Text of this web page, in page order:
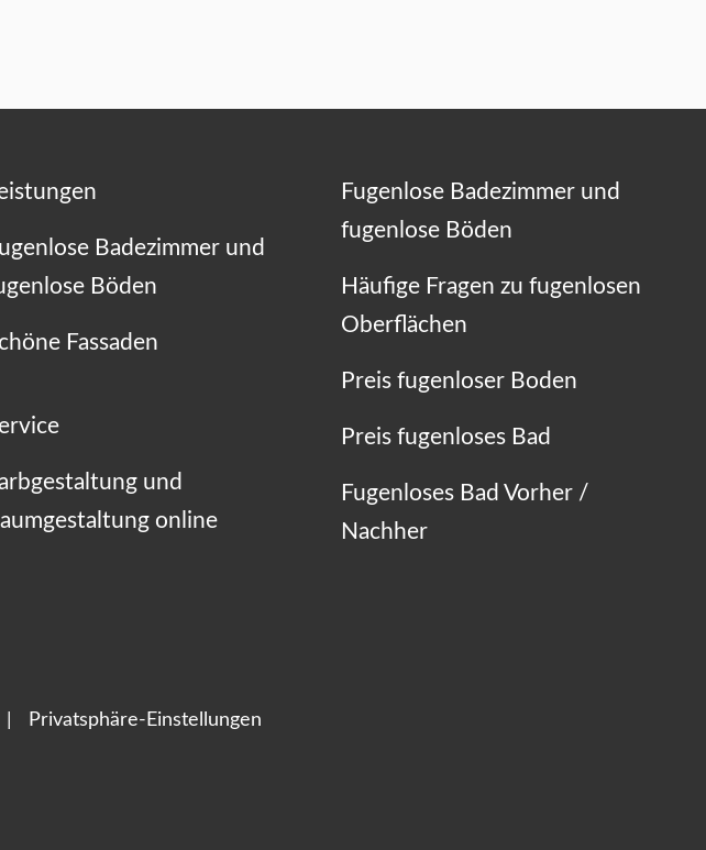
Badezimmer und
Böden
Fassaden
und
online
Fugenlose Badezimmer und
fugenlose Böden
Häufige Fragen zu fugenlosen
Oberflächen
Preis fugenloser Boden
Preis fugenloses Bad
Fugenloses Bad Vorher /
Nachher
Privatsphäre-Einstellungen